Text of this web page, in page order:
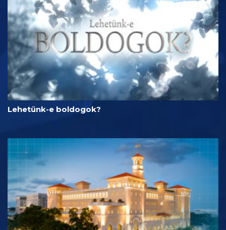
Lehetünk-e boldogok?